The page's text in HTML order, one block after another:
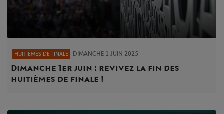
HUITIÈMES DE FINALE DIMANCHE 1 JUIN 2025
Dimanche 1er juin : revivez la fin des
huitièmes de finale !